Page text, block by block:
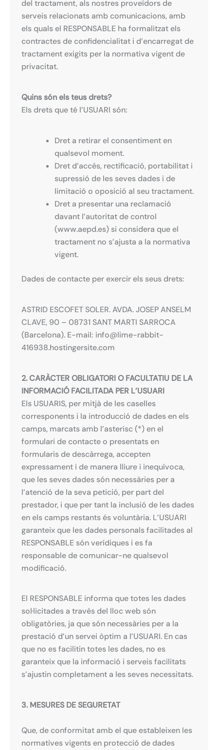
del tractament, als nostres proveïdors de
serveis relacionats amb comunicacions, amb
els quals el RESPONSABLE ha formalitzat els
contractes de confidencialitat i d’encarregat de
tractament exigits per la normativa vigent de
privacitat.
Quins són els teus drets?
Els drets que té l’USUARI són:
Dret a retirar el consentiment en
qualsevol moment.
Dret d’accés, rectificació, portabilitat i
supressió de les seves dades i de
limitació o oposició al seu tractament.
Dret a presentar una reclamació
davant l’autoritat de control
(www.aepd.es) si considera que el
tractament no s’ajusta a la normativa
vigent.
Dades de contacte per exercir els seus drets:
ASTRID ESCOFET SOLER. AVDA. JOSEP ANSELM
CLAVE, 90 – 08731 SANT MARTI SARROCA
(Barcelona). E-mail: info@lime-rabbit-
416938.hostingersite.com
2. CARÀCTER OBLIGATORI O FACULTATIU DE LA
INFORMACIÓ FACILITADA PER L’USUARI
Els USUARIS, per mitjà de les caselles
corresponents i la introducció de dades en els
camps, marcats amb l’asterisc (*) en el
formulari de contacte o presentats en
formularis de descàrrega, accepten
expressament i de manera lliure i inequívoca,
que les seves dades són necessàries per a
l’atenció de la seva petició, per part del
prestador, i que per tant la inclusió de les dades
en els camps restants és voluntària. L’USUARI
garanteix que les dades personals facilitades al
RESPONSABLE són verídiques i es fa
responsable de comunicar-ne qualsevol
modificació.
El RESPONSABLE informa que totes les dades
sol·licitades a través del lloc web són
obligatòries, ja que són necessàries per a la
prestació d’un servei òptim a l’USUARI. En cas
que no es facilitin totes les dades, no es
garanteix que la informació i serveis facilitats
s’ajustin completament a les seves necessitats.
3. MESURES DE SEGURETAT
Que, de conformitat amb el que estableixen les
normatives vigents en protecció de dades